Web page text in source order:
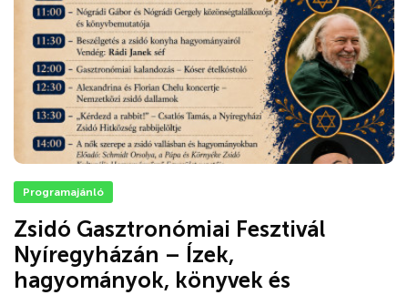
Programajánló
Zsidó Gasztronómiai Fesztivál
Nyíregyházán – Ízek,
hagyományok, könyvek és